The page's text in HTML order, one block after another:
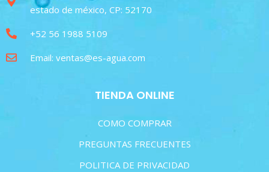
estado de méxico, CP: 52170
+52 56 1988 5109
Email: ventas@es-agua.com
TIENDA ONLINE
COMO COMPRAR
PREGUNTAS FRECUENTES
POLITICA DE PRIVACIDAD